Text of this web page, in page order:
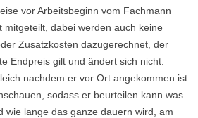
vor Arbeitsbeginn vom Fachmann
mitgeteilt, dabei werden auch keine
Zusatzkosten dazugerechnet, der
Endpreis gilt und ändert sich nicht.
nachdem er vor Ort angekommen ist
sodass er beurteilen kann was
wie lange das ganze dauern wird, am